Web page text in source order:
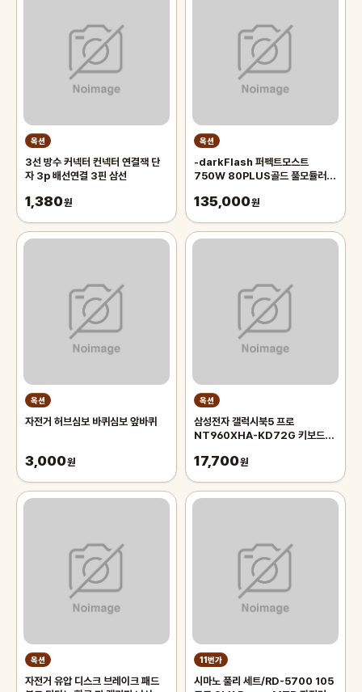
옥션
3선 방수 커넥터 컨넥터 연결잭 단
자 3p 배선연결 3핀 삼선
1,380원
옥션
-darkFlash 퍼펙트모스트
750W 80PLUS골드 풀모듈러
135,000원
옥션
자전거 허브심보 바퀴심보 앞바퀴
3,000원
옥션
삼성전자 갤럭시북5 프로
NT960XHA-KD72G 키보드키
개
17,700원
옥션
자전거 유압 디스크 브레이크 패드
11번가
시마노 풀리 세트/RD-5700 105